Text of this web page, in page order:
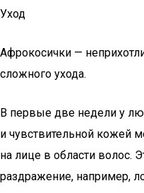
Уход
Афрокосички —
сложного ухода.
В первые две недели у
и чувствительной кожей
на лице в области волос.
раздражение, например,